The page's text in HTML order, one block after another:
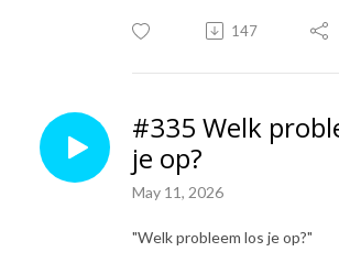
147
#335 Welk
je op?
May 11, 2026
"Welk probleem los je op?"